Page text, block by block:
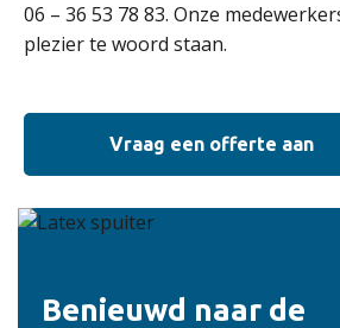
06 – 36 53 78 83. Onze
plezier te woord staan.
Vraag een offerte aan
Benieuwd naar de